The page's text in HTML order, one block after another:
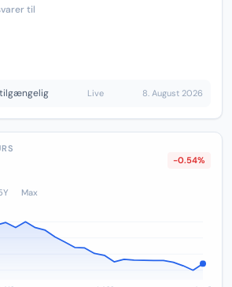
til
Live 8. August 2026
-0.54%
Max